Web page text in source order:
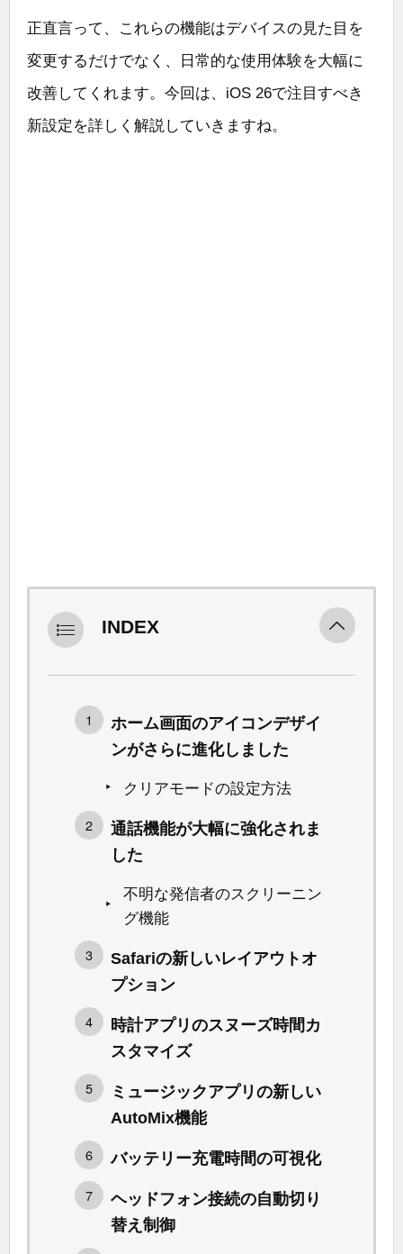
正直言って、これらの機能はデバイスの見た目を
変更するだけでなく、日常的な使用体験を大幅に
改善してくれます。今回は、iOS 26で注目すべき
新設定を詳しく解説していきますね。
INDEX
ホーム画面のアイコンデザイ
ンがさらに進化しました
クリアモードの設定方法
通話機能が大幅に強化されま
した
不明な発信者のスクリーニン
グ機能
Safariの新しいレイアウトオ
プション
時計アプリのスヌーズ時間カ
スタマイズ
ミュージックアプリの新しい
AutoMix機能
バッテリー充電時間の可視化
ヘッドフォン接続の自動切り
替え制御